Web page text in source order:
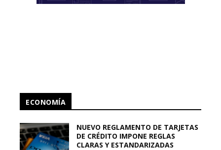
ECONOMÍA
NUEVO REGLAMENTO DE TARJETAS
DE CRÉDITO IMPONE REGLAS
CLARAS Y ESTANDARIZADAS